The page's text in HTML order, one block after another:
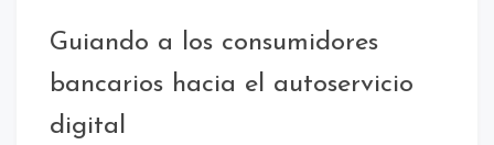
cliente
Call
center
Guiando a los consumidores
bancarios hacia el autoservicio
digital